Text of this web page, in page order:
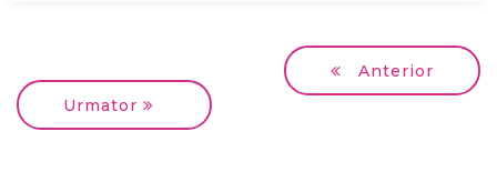
Anterior
Urmator